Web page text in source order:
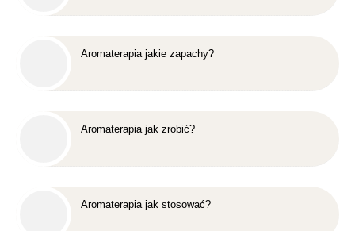
Aromaterapia jakie zapachy?
Aromaterapia jak zrobić?
Aromaterapia jak stosować?